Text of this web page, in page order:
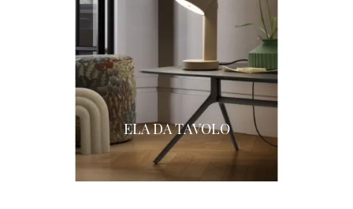
ELA DA TAVOLO